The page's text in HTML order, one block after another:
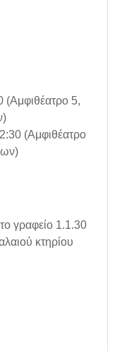
(Αμφιθέατρο 5,
(Αμφιθέατρο
γραφείο 1.1.30
κτηρίου